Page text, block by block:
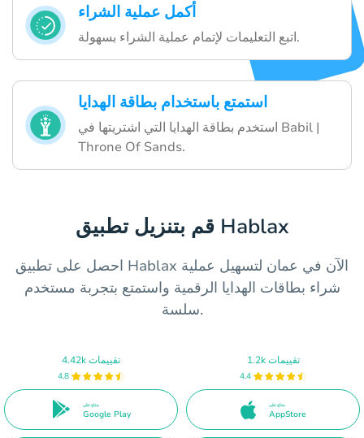
أكمل عملية الشراء
اتبع التعليمات لإتمام عملية الشراء بسهولة.
استمتع باستخدام بطاقة الهدايا
استخدم بطاقة الهدايا التي اشتريتها في Babil |
Throne Of Sands.
قم بتنزيل تطبيق Hablax
احصل على تطبيق Hablax الآن في عمان لتسهيل عملية
شراء بطاقات الهدايا الرقمية واستمتع بتجربة مستخدم
سلسة.
4.42k تقييمات
4.8
متاح على
Google Play
1.2k تقييمات
4.4
متاح على
AppStore